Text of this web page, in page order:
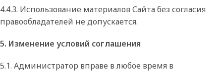
4.4.3. Использование материалов Сайта без согласия
правообладателей не допускается.
5. Изменение условий соглашения
5.1. Администратор вправе в любое время в